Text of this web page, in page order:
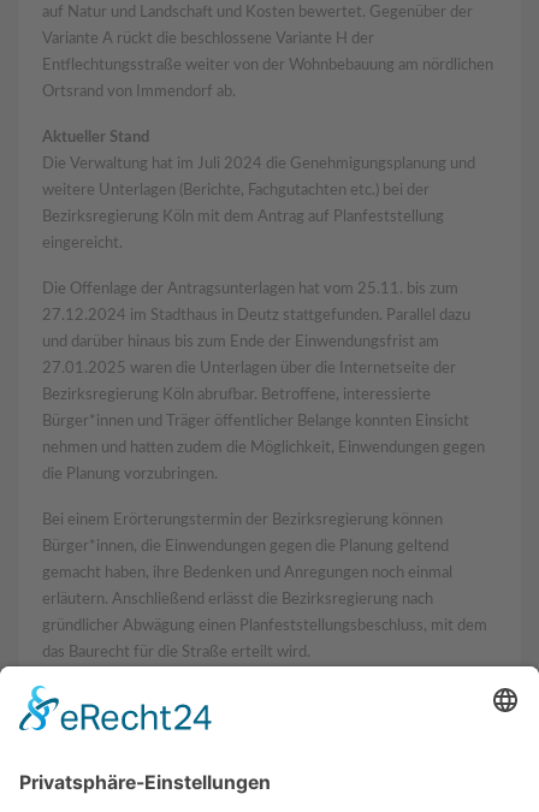
auf Natur und Landschaft und Kosten bewertet. Gegenüber der
Variante A rückt die beschlossene Variante H der
Entflechtungsstraße weiter von der Wohnbebauung am nördlichen
Ortsrand von Immendorf ab.
Aktueller Stand
Die Verwaltung hat im Juli 2024 die Genehmigungsplanung und
weitere Unterlagen (Berichte, Fachgutachten etc.) bei der
Bezirksregierung Köln mit dem Antrag auf Planfeststellung
eingereicht.
Die Offenlage der Antragsunterlagen hat vom 25.11. bis zum
27.12.2024 im Stadthaus in Deutz stattgefunden. Parallel dazu
und darüber hinaus bis zum Ende der Einwendungsfrist am
27.01.2025 waren die Unterlagen über die Internetseite der
Bezirksregierung Köln abrufbar. Betroffene, interessierte
Bürger*innen und Träger öffentlicher Belange konnten Einsicht
nehmen und hatten zudem die Möglichkeit, Einwendungen gegen
die Planung vorzubringen.
Bei einem Erörterungstermin der Bezirksregierung können
Bürger*innen, die Einwendungen gegen die Planung geltend
gemacht haben, ihre Bedenken und Anregungen noch einmal
erläutern. Anschließend erlässt die Bezirksregierung nach
gründlicher Abwägung einen Planfeststellungsbeschluss, mit dem
das Baurecht für die Straße erteilt wird.
Danach könnte die Entflechtungsstraße innerhalb von rund 18
Monaten realisiert werden.